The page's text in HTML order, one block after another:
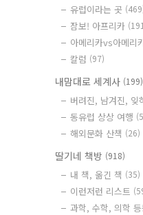
유럽이라는 곳
잠보! 아프리카
아메리카vs아메리
칼럼 (97)
내맘대로 세계사 (199)
버려진, 남겨진, 잊
동유럽 상상 여행
해외문화 산책 (26)
딸기네 책방 (918)
내 책, 옮긴 책 (35)
이런저런 리스트
과학, 수학, 의학 등